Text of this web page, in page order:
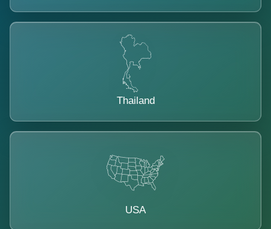
Thailand
USA